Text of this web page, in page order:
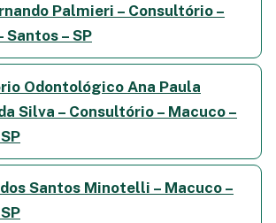
Palmieri – Consultório –
Santos – SP
Odontológico Ana Paula
Silva – Consultório – Macuco –
Santos Minotelli – Macuco –